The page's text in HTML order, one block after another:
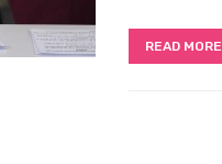
READ MORE